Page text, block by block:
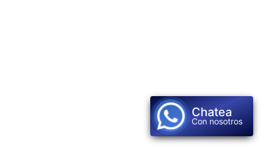
Chatea
Con nosotros